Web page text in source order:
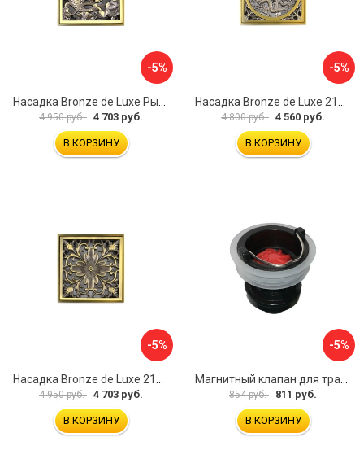
-5%
4 950 руб. 4 703 руб.
В КОРЗИНУ
-5%
4 800 руб. 4 560 руб.
В КОРЗИНУ
-5%
4 950 руб. 4 703 руб.
В КОРЗИНУ
-5%
854 руб. 811 руб.
В КОРЗИНУ